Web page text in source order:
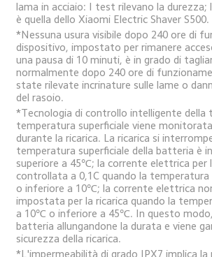
lama in acciaio: I test rilevano la durezza;
è quella dello Xiaomi Electric Shaver S500.
*Nessuna usura visibile dopo 240 ore di
dispositivo, impostato per rimanere
una pausa di 10 minuti, è in grado di
normalmente dopo 240 ore di
state rilevate incrinature sulle lame o
del rasoio.
*Tecnologia di controllo intelligente della
temperatura superficiale viene
durante la ricarica. La ricarica si
temperatura superficiale della batteria è
superiore a 45℃; la corrente elettrica per
controllata a 0,1C quando la
o inferiore a 10℃; la corrente elettrica
impostata per la ricarica quando la
a 10℃ o inferiore a 45℃. In questo
batteria allungandone la durata e viene
sicurezza della ricarica.
*L'impermeabilità di grado IPX7 implica la